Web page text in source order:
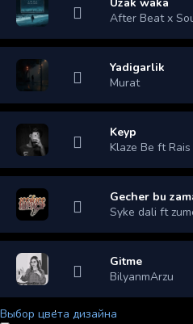
After Beat x
Yadigarlik
Murat
Keyp
Klaze Be ft Rais
Gecher bu
Syke dali ft
Gitme
BilyanmArzu
Выбор цвета дизайна